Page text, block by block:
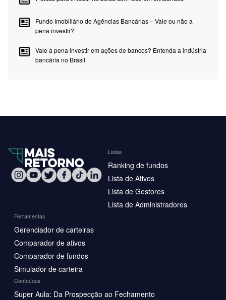
Fundo Imobiliário de Agências Bancárias – Vale ou não a
pena investir?
Vale a pena investir em ações de bancos? Entenda a indústria
bancária no Brasil
Listas
Ranking de fundos
Lista de Ativos
Lista de Gestores
Lista de Administradores
Ferramentas
Gerenciador de carteiras
Comparador de ativos
Comparador de fundos
Simulador de carteira
Conteúdos
Super Aula: Da Prospecção ao Fechamento